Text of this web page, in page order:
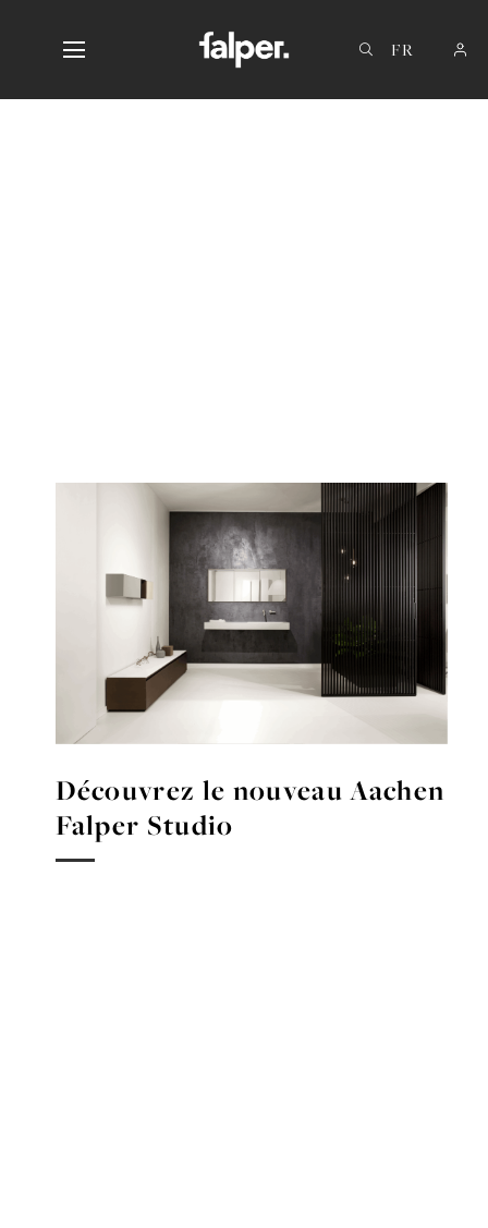
Découvrez le nouveau Aachen
Falper Studio